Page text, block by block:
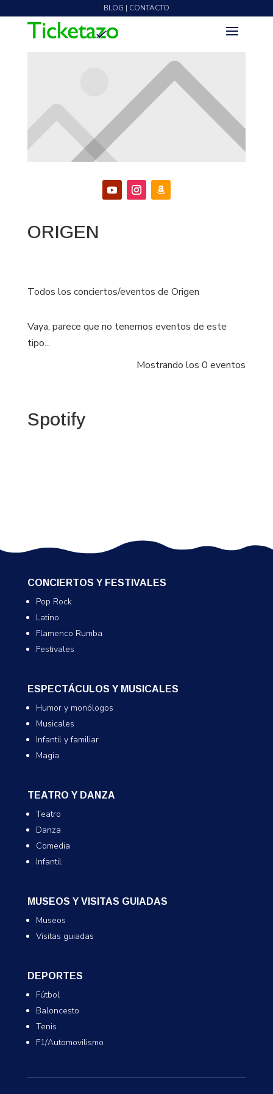
BLOG | CONTACTO
ORIGEN
Todos los conciertos/eventos de Origen
Vaya, parece que no tenemos eventos de este
tipo...
Mostrando los 0 eventos
Spotify
CONCIERTOS Y FESTIVALES
Pop Rock
Latino
Flamenco Rumba
Festivales
ESPECTÁCULOS Y MUSICALES
Humor y monólogos
Musicales
Infantil y familiar
Magia
TEATRO Y DANZA
Teatro
Danza
Comedia
Infantil
MUSEOS Y VISITAS GUIADAS
Museos
Visitas guiadas
DEPORTES
Fútbol
Baloncesto
Tenis
F1/Automovilismo